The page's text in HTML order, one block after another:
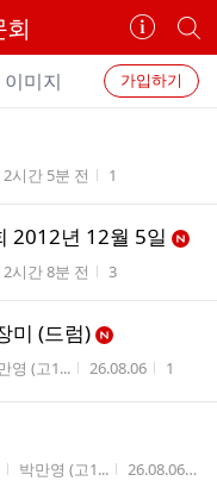
카
페
정
보
개
별
카
페
가입하기
이미지
작성시간
2시간 5분 전 조회수
1
2012년 12월 5일
작성시간
2시간 8분 전 조회수
3
미 (드럼)
자
영 (고1... 작성시간
26.08.06 조회수
1
작성자
박만영 (고1... 작성시간
26.08.06